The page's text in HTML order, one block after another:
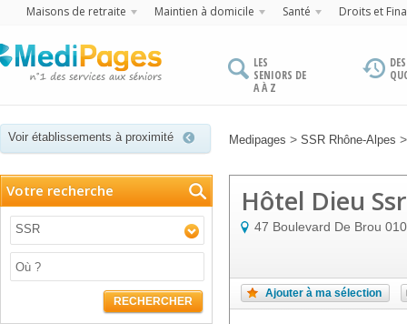
Maisons de retraite Maintien à domicile Santé Droits et
LES
SENIORS DE
A À Z
Voir établissements à proximité Medipages > SSR Rhône-Alpes
Votre recherche
SSR
RECHERCHER
Hôtel Dieu
47 Boulevard De Brou
Ajouter à ma sélection